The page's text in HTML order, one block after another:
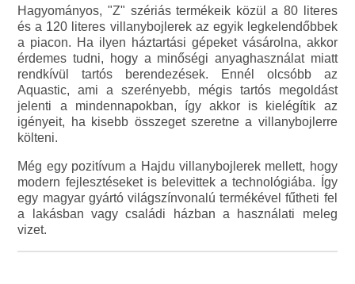
Hagyományos, "Z" szériás termékeik közül a 80 literes
és a 120 literes villanybojlerek az egyik legkelendőbbek
a piacon. Ha ilyen háztartási gépeket vásárolna, akkor
érdemes tudni, hogy a minőségi anyaghasználat miatt
rendkívül tartós berendezések. Ennél olcsóbb az
Aquastic, ami a szerényebb, mégis tartós megoldást
jelenti a mindennapokban, így akkor is kielégítik az
igényeit, ha kisebb összeget szeretne a villanybojlerre
költeni.
Még egy pozitívum a Hajdu villanybojlerek mellett, hogy
modern fejlesztéseket is belevittek a technológiába. Így
egy magyar gyártó világszínvonalú termékével fűtheti fel
a lakásban vagy családi házban a használati meleg
vizet.